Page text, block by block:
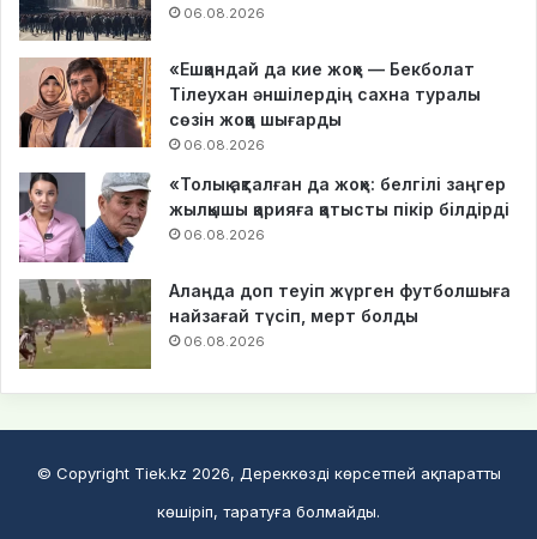
06.08.2026
«Ешқандай да кие жоқ» — Бекболат
Тілеухан әншілердің сахна туралы
сөзін жоққа шығарды
06.08.2026
«Толық ақталған да жоқ»: белгілі заңгер
жылқышы қарияға қатысты пікір білдірді
06.08.2026
Алаңда доп теуіп жүрген футболшыға
найзағай түсіп, мерт болды
06.08.2026
© Copyright Tiek.kz 2026, Дереккөзді көрсетпей ақпаратты
көшіріп, таратуға болмайды.